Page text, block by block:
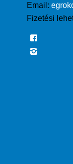
Email:
Fizetési